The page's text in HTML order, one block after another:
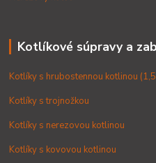
Kotlíkové súpravy a
Kotlíky s hrubostennou kotlinou
Kotlíky s trojnožkou
Kotlíky s nerezovou kotlinou
Kotlíky s kovovou kotlinou